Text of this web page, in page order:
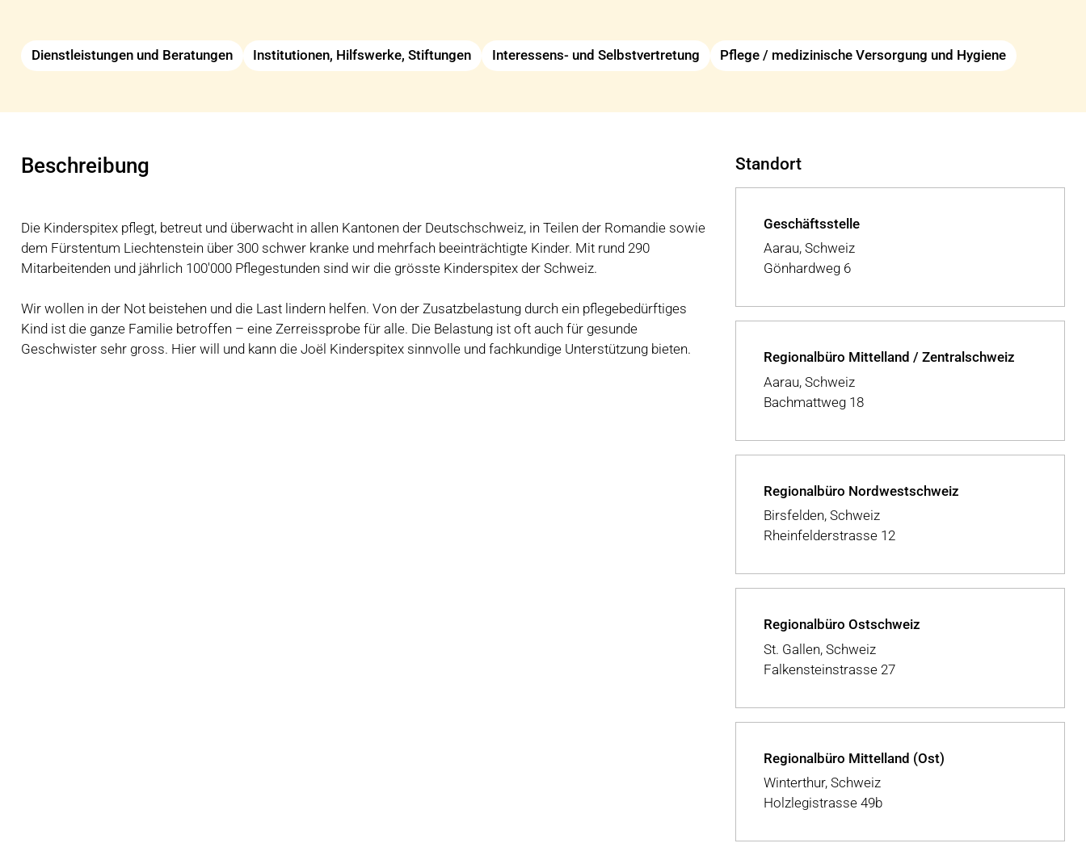
Dienstleistungen und Beratungen Institutionen, Hilfswerke, Stiftungen Interessens- und Selbstvertretung Pflege / medizinische Versorgung und Hygiene
Beschreibung
Die Kinderspitex pflegt, betreut und überwacht in allen Kantonen der Deutschschweiz, in Teilen der Romandie sowie
dem Fürstentum Liechtenstein über 300 schwer kranke und mehrfach beeinträchtigte Kinder. Mit rund 290
Mitarbeitenden und jährlich 100'000 Pflegestunden sind wir die grösste Kinderspitex der Schweiz.
Wir wollen in der Not beistehen und die Last lindern helfen. Von der Zusatzbelastung durch ein pflegebedürftiges
Kind ist die ganze Familie betroffen – eine Zerreissprobe für alle. Die Belastung ist oft auch für gesunde
Geschwister sehr gross. Hier will und kann die Joël Kinderspitex sinnvolle und fachkundige Unterstützung bieten.
Standort
Geschäftsstelle
Aarau, Schweiz
Gönhardweg 6
Regionalbüro Mittelland / Zentralschweiz
Aarau, Schweiz
Bachmattweg 18
Regionalbüro Nordwestschweiz
Birsfelden, Schweiz
Rheinfelderstrasse 12
Regionalbüro Ostschweiz
St. Gallen, Schweiz
Falkensteinstrasse 27
Regionalbüro Mittelland (Ost)
Winterthur, Schweiz
Holzlegistrasse 49b